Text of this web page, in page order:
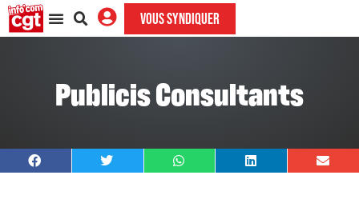
VOUS SYNDIQUER
Publicis Consultants